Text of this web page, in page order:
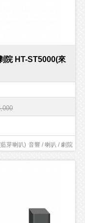
院 HT-ST5000(來
音響 / 喇叭 / 劇院
藍芽喇叭)